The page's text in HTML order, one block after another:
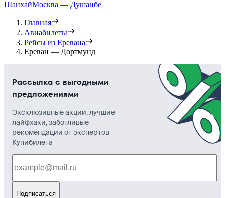
ШанхайМосква — Душанбе
Главная
Авиабилеты
Рейсы из Еревана
Ереван — Дортмунд
Рассылка с выгодными
предложениями
Эксклюзивные акции, лучшие
лайфхаки, заботливые
рекомендации от экспертов
Купибилета
Подписаться